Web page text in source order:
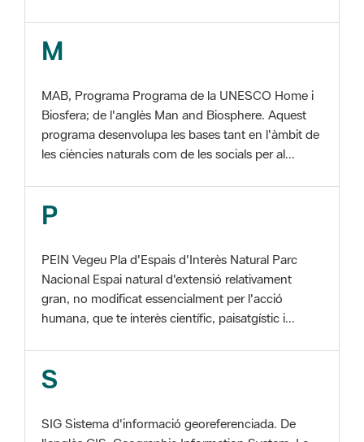
Biosfera; de l'anglès Man and Biosphere. Aquest
les ciències naturals com de les socials per al...
P
Nacional Espai natural d'extensió relativament
humana, que te interès científic, paisatgístic i...
S
l'anglès GIS, Geographic Information System. La
recollida de dades a partir del treball de camp i de...